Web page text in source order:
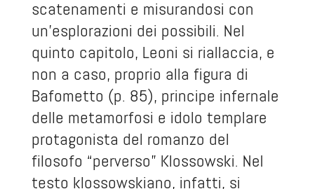
scatenamenti e misurandosi con
un’esplorazioni dei possibili. Nel
quinto capitolo, Leoni si riallaccia, e
non a caso, proprio alla figura di
Bafometto (p. 85), principe infernale
delle metamorfosi e idolo templare
protagonista del romanzo del
filosofo “perverso” Klossowski. Nel
testo klossowskiano, infatti, si